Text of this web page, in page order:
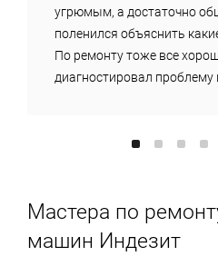
угрюмым, а достаточно
поленился объяснить
По ремонту тоже все
диагностировал проблему
Мастера по
машин Индезит